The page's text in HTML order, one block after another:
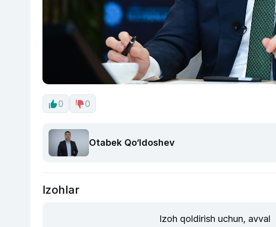
0 0
Otabek Qo‘ldoshev
Izohlar
Izoh qoldirish uchun, avval